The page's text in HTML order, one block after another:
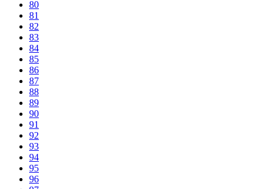
80
81
82
83
84
85
86
87
88
89
90
91
92
93
94
95
96